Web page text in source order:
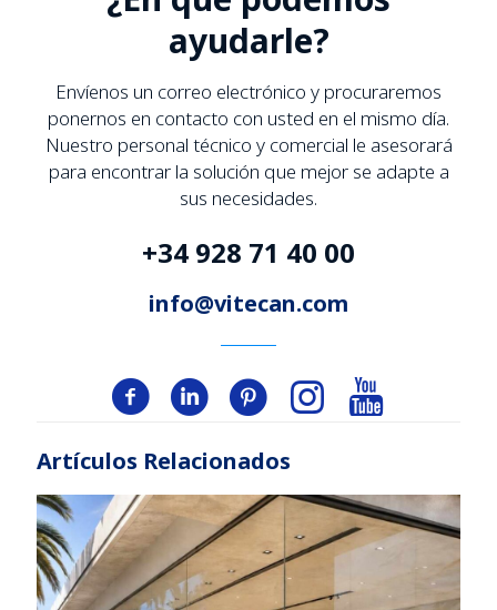
ayudarle?
Envíenos un correo electrónico y procuraremos
ponernos en contacto con usted en el mismo día.
Nuestro personal técnico y comercial le asesorará
para encontrar la solución que mejor se adapte a
sus necesidades.
+34 928 71 40 00
info@vitecan.com
Artículos Relacionados